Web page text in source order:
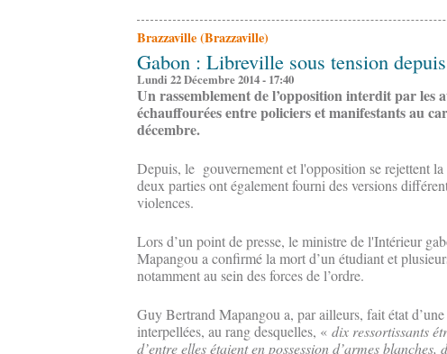
Brazzaville (Brazzaville)
Gabon : Libreville sous tension
Lundi 22 Décembre 2014 - 17:40
Un rassemblement de l’opposition interdit par les
échauffourées entre policiers et manifestants au
décembre.
Depuis, le gouvernement et l'opposition se rejettent
deux parties ont également fourni des versions
violences.
Lors d’un point de presse, le ministre de l'Intérieur
Mapangou a confirmé la mort d’un étudiant et
notamment au sein des forces de l’ordre.
Guy Bertrand Mapangou a, par ailleurs, fait état
interpellées, au rang desquelles, « dix ressortissants
d’entre elles étaient en possession d’armes blanches,